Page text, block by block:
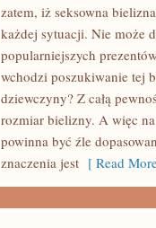
zatem, iż seksowna
każdej sytuacji. Nie może
popularniejszych
wchodzi poszukiwanie tej
dziewczyny? Z całą
rozmiar bielizny. A więc
powinna być źle
znaczenia jest [ Read